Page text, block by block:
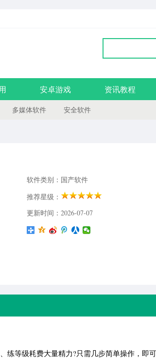
安卓游戏 资讯教程
多媒体软件 安全软件
软件类别：国产软件
推荐星级：
更新时间：2026-07-07
练等级耗费大量精力?只需几步简单操作，即